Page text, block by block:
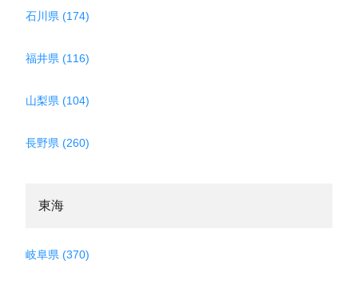
石川県 (174)
福井県 (116)
山梨県 (104)
長野県 (260)
東海
岐阜県 (370)